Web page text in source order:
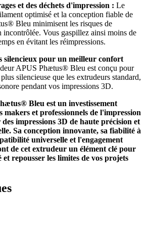
et des déchets d'impression : Le
optimisé et la conception fiable de
Bleu minimisent les risques de
incontrôlée. Vous gaspillez ainsi moins de
en évitant les réimpressions.
silencieux pour un meilleur confort
APUS Phætus® Bleu est conçu pour
silencieuse que les extrudeurs standard,
pendant vos impressions 3D.
Bleu est un investissement
makers et professionnels de l'impression
impressions 3D de haute précision et
Sa conception innovante, sa fiabilité à
universelle et l'engagement
de cet extrudeur un élément clé pour
repousser les limites de vos projets